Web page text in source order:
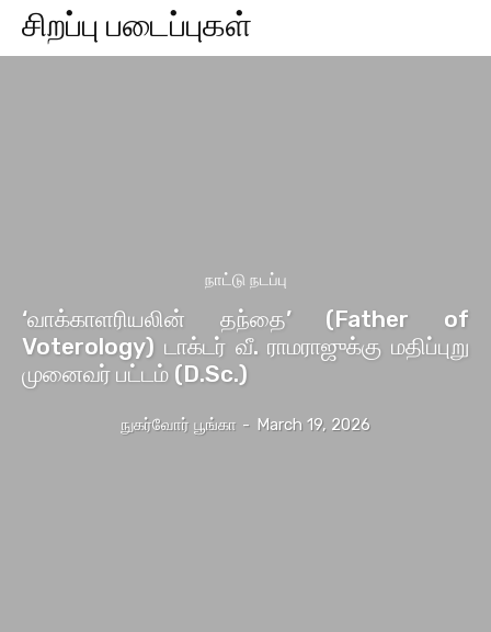
சிறப்பு படைப்புகள்
நாட்டு நடப்பு
‘வாக்காளரியலின் தந்தை’ (Father of
Voterology) டாக்டர் வீ. ராமராஜுக்கு மதிப்புறு
முனைவர் பட்டம் (D.Sc.)
நுகர்வோர் பூங்கா - March 19, 2026